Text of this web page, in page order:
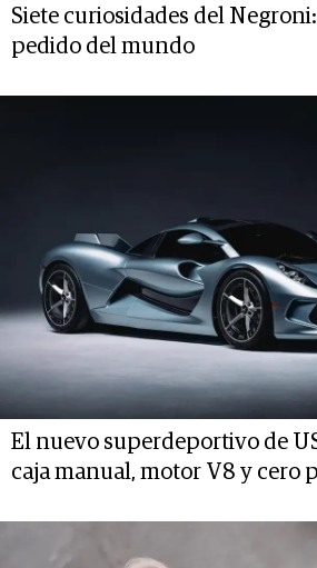
Siete curiosidades del
pedido del mundo
El nuevo superdeportivo de
caja manual, motor V8 y cero